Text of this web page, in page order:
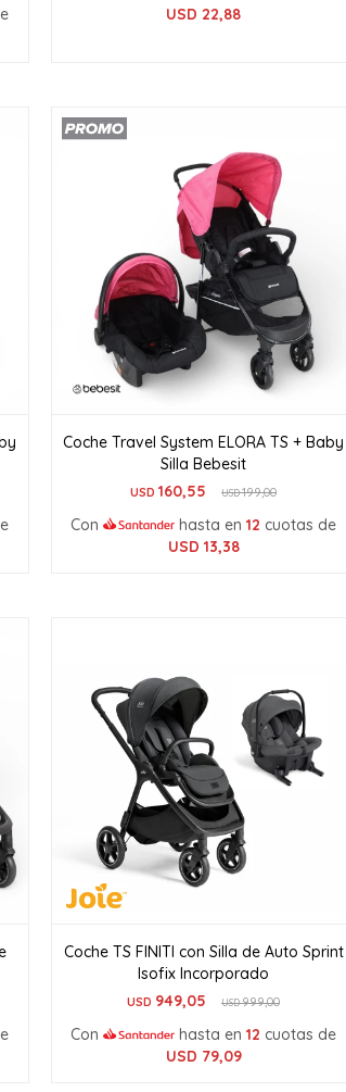
USD 22,88
Coche Travel System ELORA TS + Baby
Silla Bebesit
USD 160,55 USD199,00
Con hasta en12 cuotas de
USD 13,38
Coche TS FINITI con Silla de Auto Sprint
Isofix Incorporado
USD 949,05 USD999,00
Con hasta en12 cuotas de
USD 79,09